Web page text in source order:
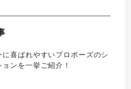
に喜ばれやすいプロポーズのシ
ンを一挙ご紹介！